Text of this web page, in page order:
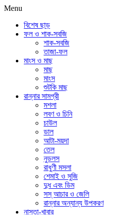
Menu
বিশেষ ছাড়
ফল ও শাক-সবজি
শাক-সবজি
তাজা-ফল
মাংস ও মাছ
মাছ
মাংস
শুটকি মাছ
রান্নার সামগ্রী
মশলা
লবণ ও চিনি
চাউল
ডাল
আটা-ময়দা
তেল
নুডলস
রাধুণী মসলা
শেমাই ও সুজি
দুধ এবং ডিম
সস্ আচার ও জেলি
রান্নার অন্যান্য উপকরণ
নাস্তা-খাবার